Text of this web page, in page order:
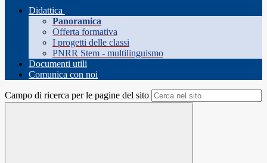
Didattica
Panoramica
Offerta formativa
I progetti delle classi
PNRR Stem - multilinguismo
Documenti utili
Comunica con noi
Campo di ricerca per le pagine del sito